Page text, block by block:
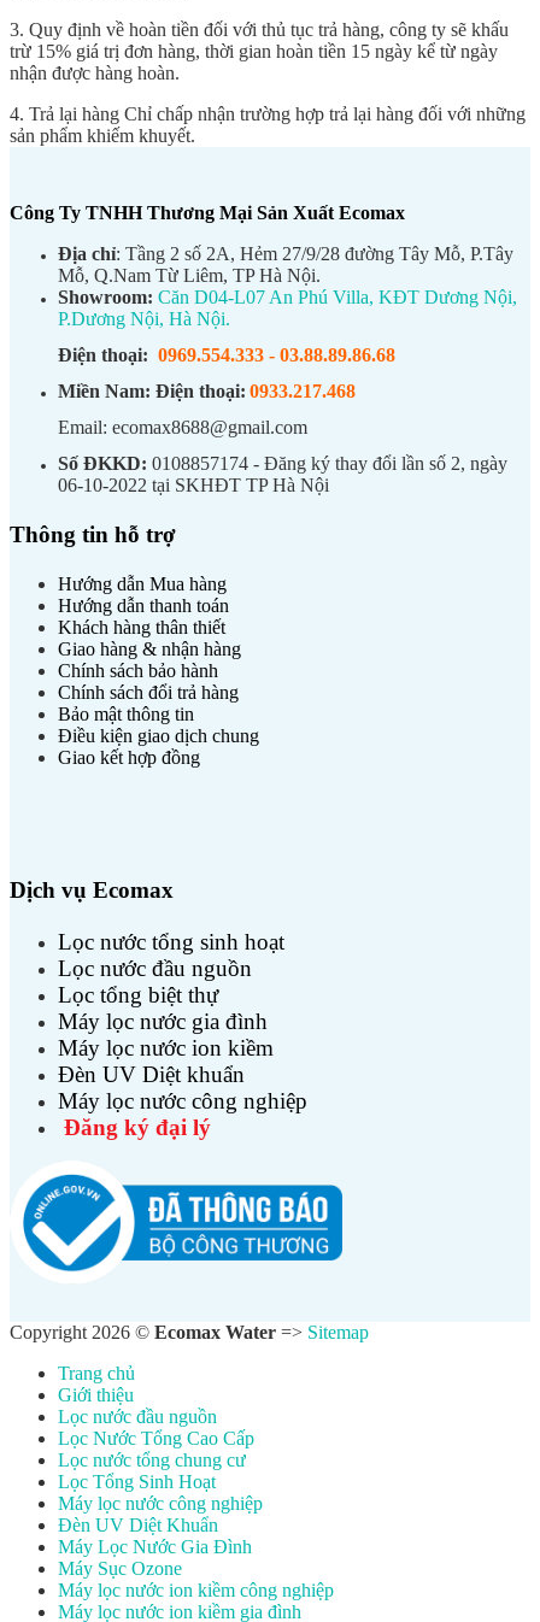
3. Quy định về hoàn tiền đối với thủ tục trả hàng, công ty sẽ khấu
trừ 15% giá trị đơn hàng, thời gian hoàn tiền 15 ngày kể từ ngày
nhận được hàng hoàn.
4. Trả lại hàng Chỉ chấp nhận trường hợp trả lại hàng đối với những
sản phẩm khiếm khuyết.
Công Ty TNHH Thương Mại Sản Xuất Ecomax
Địa chỉ: Tầng 2 số 2A, Hẻm 27/9/28 đường Tây Mỗ, P.Tây
Mỗ, Q.Nam Từ Liêm, TP Hà Nội.
Showroom: Căn D04-L07 An Phú Villa, KĐT Dương Nội,
P.Dương Nội, Hà Nội.
Điện thoại: 0969.554.333 - 03.88.89.86.68
Miền Nam: Điện thoại: 0933.217.468
Email: ecomax8688@gmail.com
Số ĐKKD: 0108857174 - Đăng ký thay đổi lần số 2, ngày
06-10-2022 tại SKHĐT TP Hà Nội
Thông tin hỗ trợ
Hướng dẫn Mua hàng
Hướng dẫn thanh toán
Khách hàng thân thiết
Giao hàng & nhận hàng
Chính sách bảo hành
Chính sách đổi trả hàng
Bảo mật thông tin
Điều kiện giao dịch chung
Giao kết hợp đồng
Dịch vụ Ecomax
Lọc nước tổng sinh hoạt
Lọc nước đầu nguồn
Lọc tổng biệt thự
Máy lọc nước gia đình
Máy lọc nước ion kiềm
Đèn UV Diệt khuẩn
Máy lọc nước công nghiệp
Đăng ký đại lý
Copyright 2026 © Ecomax Water => Sitemap
Trang chủ
Giới thiệu
Lọc nước đầu nguồn
Lọc Nước Tổng Cao Cấp
Lọc nước tổng chung cư
Lọc Tổng Sinh Hoạt
Máy lọc nước công nghiệp
Đèn UV Diệt Khuẩn
Máy Lọc Nước Gia Đình
Máy Sục Ozone
Máy lọc nước ion kiềm công nghiệp
Máy lọc nước ion kiềm gia đình